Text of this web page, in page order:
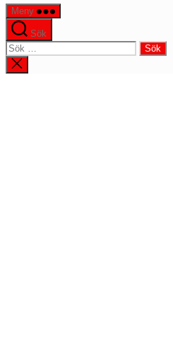
Meny
Sök
Sök
efter:
Stäng
sökningen